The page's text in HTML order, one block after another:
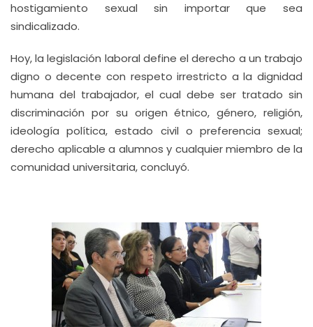
hostigamiento sexual sin importar que sea
sindicalizado.
Hoy, la legislación laboral define el derecho a un trabajo
digno o decente con respeto irrestricto a la dignidad
humana del trabajador, el cual debe ser tratado sin
discriminación por su origen étnico, género, religión,
ideología política, estado civil o preferencia sexual;
derecho aplicable a alumnos y cualquier miembro de la
comunidad universitaria, concluyó.